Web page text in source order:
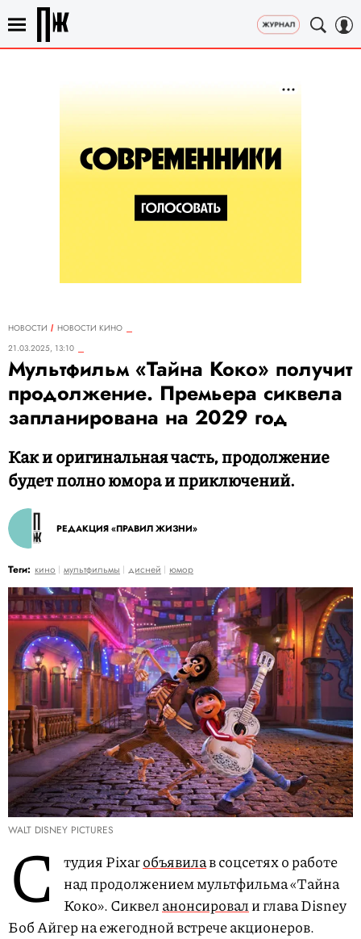
НОВОСТИ
НОВОСТИ КИНО
21.03.2025, 13:10
Мультфильм «Тайна Коко» получит
продолжение. Премьера сиквела
запланирована на 2029 год
Как и оригинальная часть, продолжение
будет полно юмора и приключений.
РЕДАКЦИЯ «ПРАВИЛ ЖИЗНИ»
Теги: кино мультфильмы дисней юмор
WALT DISNEY PICTURES
С тудия Pixarобъявилав соцсетях о работе
над продолжением мультфильма «Тайна
Коко». Сиквеланонсировали глава Disney
Боб Айгер на ежегодной встрече акционеров.